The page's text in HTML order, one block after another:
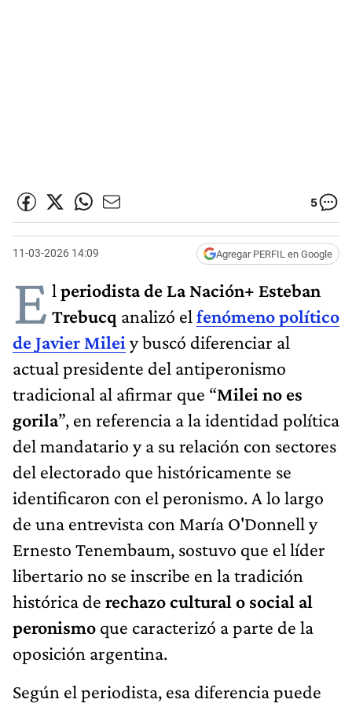
5
11-03-2026 14:09 Agregar PERFIL en Google
E l periodista de La Nación+ Esteban
Trebucq analizó el fenómeno político
de Javier Milei y buscó diferenciar al
actual presidente del antiperonismo
tradicional al afirmar que “Milei no es
gorila”, en referencia a la identidad política
del mandatario y a su relación con sectores
del electorado que históricamente se
identificaron con el peronismo. A lo largo
de una entrevista con María O'Donnell y
Ernesto Tenembaum, sostuvo que el líder
libertario no se inscribe en la tradición
histórica de rechazo cultural o social al
peronismo que caracterizó a parte de la
oposición argentina.
Según el periodista, esa diferencia puede